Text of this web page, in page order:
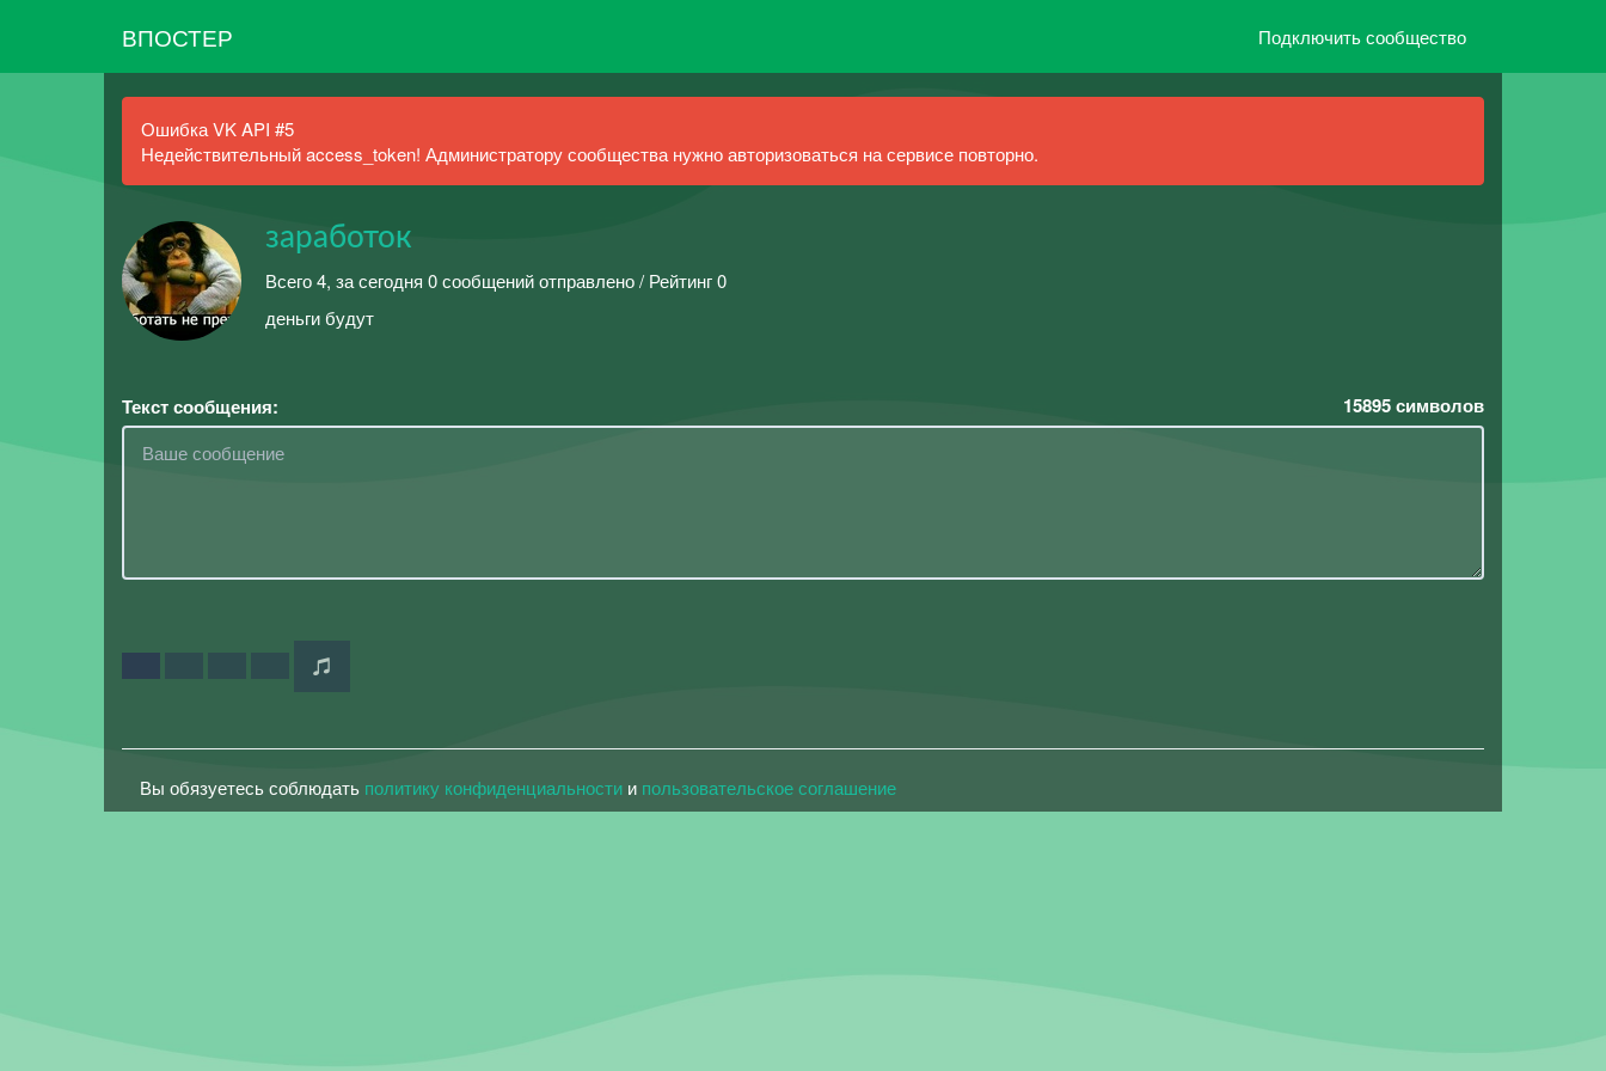
ВПОСТЕР Подключить сообщество
Ошибка VK API #5
Недействительный access_token! Администратору сообщества нужно авторизоваться на сервисе повторно.
заработок
Всего 4, за сегодня 0 сообщений отправлено / Рейтинг 0
деньги будут
Текст сообщения: 15895символов
Вы обязуетесь соблюдать политику конфиденциальности и пользовательское соглашение